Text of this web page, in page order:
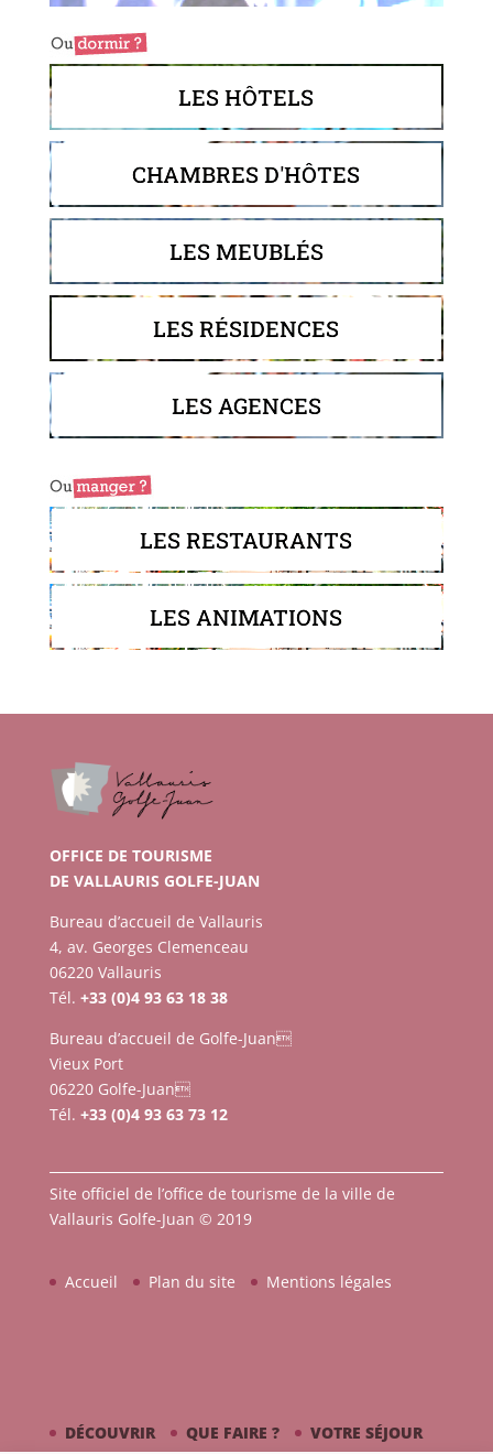
LES HÔTELS
CHAMBRES D'HÔTES
LES MEUBLÉS
LES RÉSIDENCES
LES AGENCES
LES RESTAURANTS
LES ANIMATIONS
OFFICE DE TOURISME
DE VALLAURIS GOLFE-JUAN
Bureau d’accueil de Vallauris
4, av. Georges Clemenceau
06220 Vallauris
Tél. +33 (0)4 93 63 18 38
Bureau d’accueil de Golfe-Juan
Vieux Port
06220 Golfe-Juan
Tél. +33 (0)4 93 63 73 12
Site officiel de l’office de tourisme de la ville de
Vallauris Golfe-Juan © 2019
Accueil Plan du site Mentions légales
DÉCOUVRIR QUE FAIRE ? VOTRE SÉJOUR